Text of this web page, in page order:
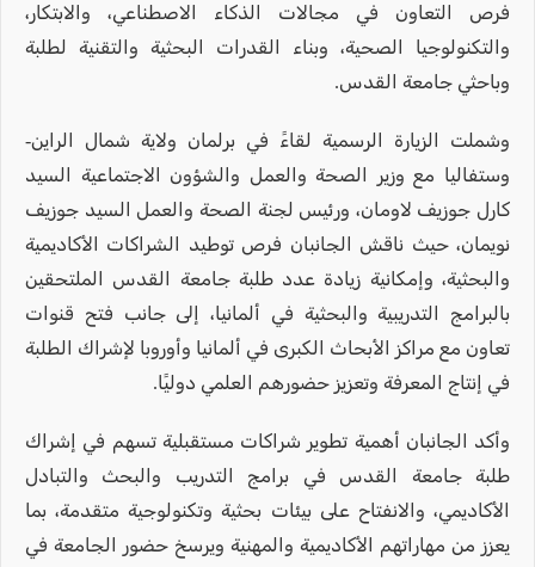
فرص التعاون في مجالات الذكاء الاصطناعي، والابتكار،
والتكنولوجيا الصحية، وبناء القدرات البحثية والتقنية لطلبة
وباحثي جامعة القدس.
وشملت الزيارة الرسمية لقاءً في برلمان ولاية شمال الراين-
وستفاليا مع وزير الصحة والعمل والشؤون الاجتماعية السيد
كارل جوزيف لاومان، ورئيس لجنة الصحة والعمل السيد جوزيف
نويمان، حيث ناقش الجانبان فرص توطيد الشراكات الأكاديمية
والبحثية، وإمكانية زيادة عدد طلبة جامعة القدس الملتحقين
بالبرامج التدريبية والبحثية في ألمانيا، إلى جانب فتح قنوات
تعاون مع مراكز الأبحاث الكبرى في ألمانيا وأوروبا لإشراك الطلبة
في إنتاج المعرفة وتعزيز حضورهم العلمي دوليًا.
وأكد الجانبان أهمية تطوير شراكات مستقبلية تسهم في إشراك
طلبة جامعة القدس في برامج التدريب والبحث والتبادل
الأكاديمي، والانفتاح على بيئات بحثية وتكنولوجية متقدمة، بما
يعزز من مهاراتهم الأكاديمية والمهنية ويرسخ حضور الجامعة في